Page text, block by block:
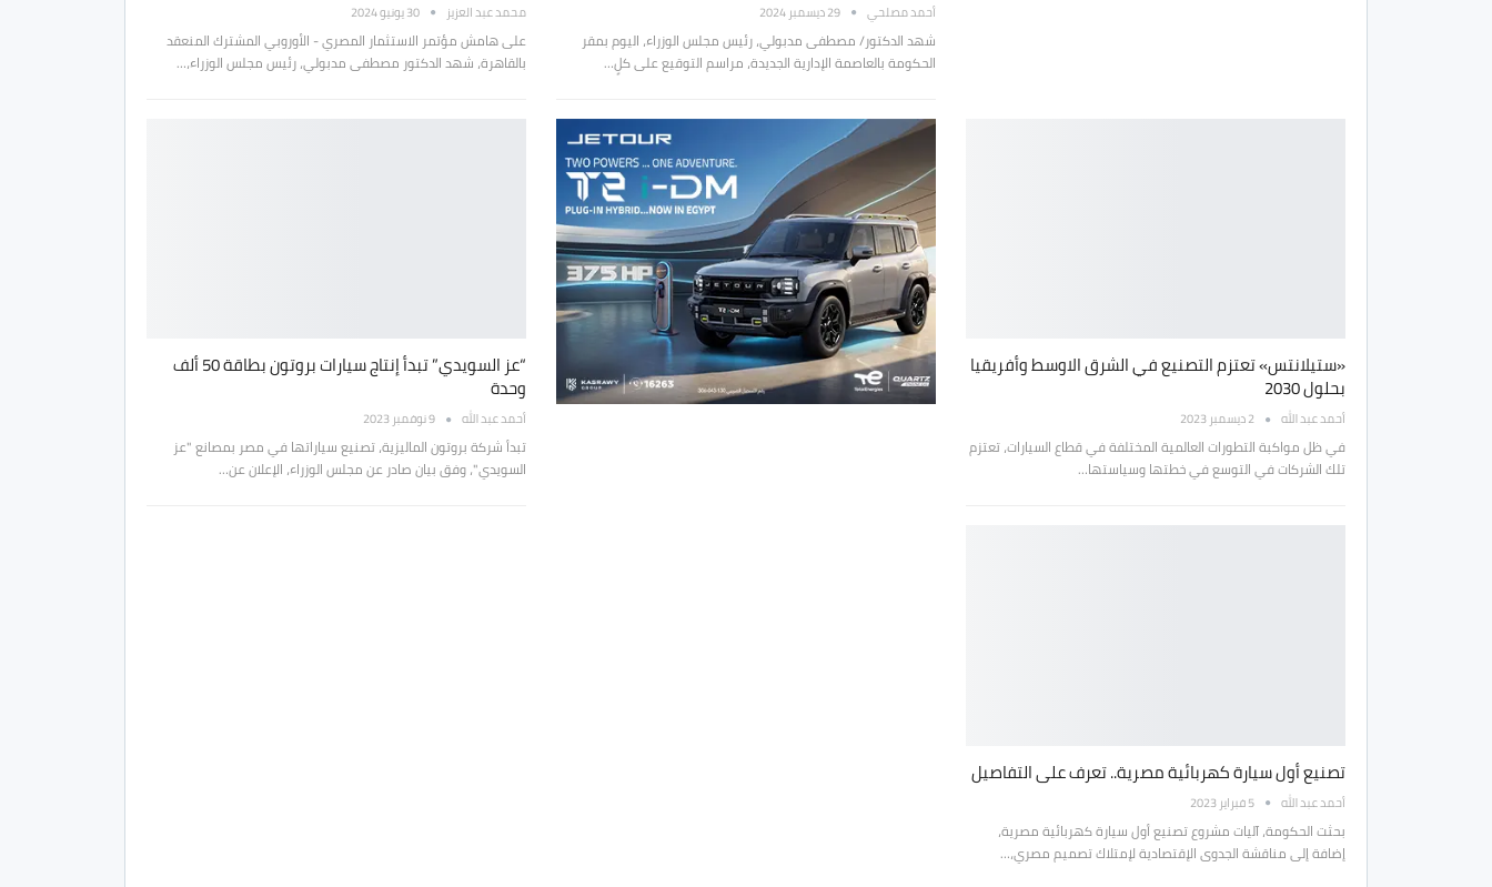
أحمد مصلحي 29 ديسمبر 2024
شهد الدكتور/ مصطفى مدبولي، رئيس مجلس الوزراء، اليوم بمقر
الحكومة بالعاصمة الإدارية الجديدة، مراسم التوقيع على كلٍ…
محمد عبد العزيز 30 يونيو 2024
على هامش مؤتمر الاستثمار المصري - الأوروبي المشترك المنعقد
بالقاهرة، شهد الدكتور مصطفى مدبولي، رئيس مجلس الوزراء،…
«ستيلانتس» تعتزم التصنيع في الشرق الاوسط وأفريقيا
بحلول 2030
أحمد عبد الله 2 ديسمبر 2023
في ظل مواكبة التطورات العالمية المختلفة في قطاع السيارات، تعتزم
تلك الشركات في التوسع في خطتها وسياستها…
“عز السويدي” تبدأ إنتاج سيارات بروتون بطاقة 50 ألف
وحدة
أحمد عبد الله 9 نوفمبر 2023
تبدأ شركة بروتون الماليزية، تصنيع سياراتها في مصر بمصانع "عز
السويدي"، وفق بيان صادر عن مجلس الوزراء، الإعلان عن…
تصنيع أول سيارة كهربائية مصرية.. تعرف على التفاصيل
أحمد عبد الله 5 فبراير 2023
بحثت الحكومة، آليات مشروع تصنيع أول سيارة كهربائية مصرية،
إضافة إلى مناقشة الجدوى الإقتصادية لإمتلاك تصميم مصري،…